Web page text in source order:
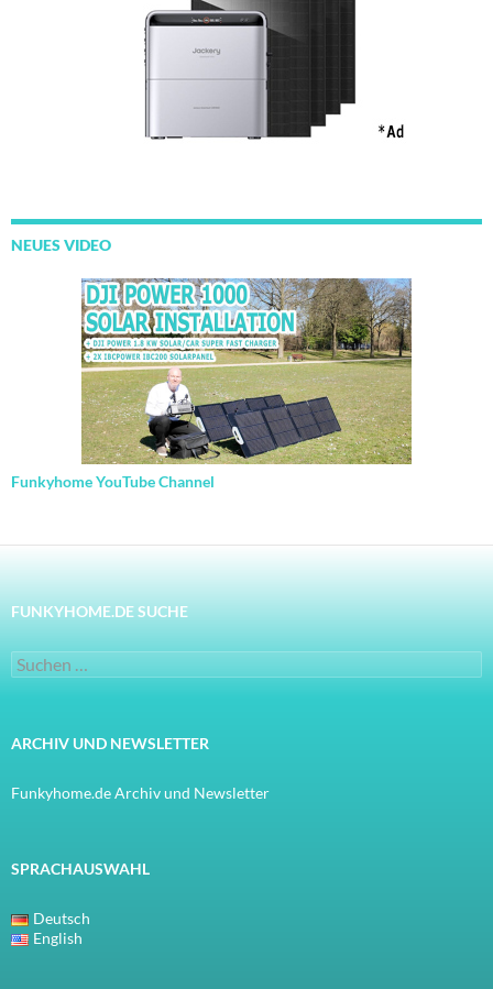
NEUES VIDEO
Funkyhome YouTube Channel
FUNKYHOME.DE SUCHE
Suchen
nach:
ARCHIV UND NEWSLETTER
Funkyhome.de Archiv und Newsletter
SPRACHAUSWAHL
Deutsch
English